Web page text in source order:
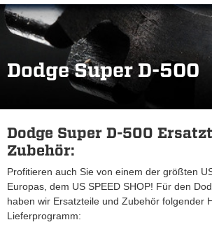
Dodge Super D-500
Dodge Super D-500
Zubehör:
Profitieren auch Sie von einem der größten
Europas, dem US SPEED SHOP! Für den
haben wir Ersatzteile und Zubehör folgender
Lieferprogramm: